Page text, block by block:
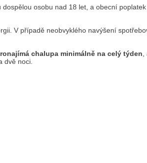
osobu nad 18 let, a obecní
V případě neobvyklého navýšení
chalupa minimálně na celý týden
dvě noci.